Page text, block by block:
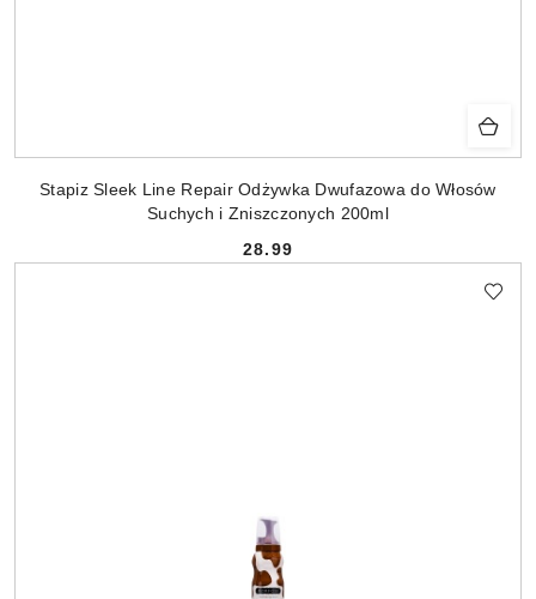
Stapiz Sleek Line Repair Odżywka Dwufazowa do Włosów
Suchych i Zniszczonych 200ml
Cena:
28.99